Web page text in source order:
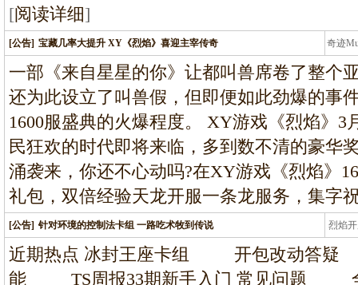
[阅读详细]
[公告] 宝藏几率大提升 XY《烈焰》喜迎主宰传奇 奇迹
条
一部《来自星星的你》让都叫兽席卷了整个
还为此设立了叫兽假，但即便如此劲爆的事
1600服盛典的火爆程度。 XY游戏《烈焰》3
民狂欢的时代即将来临，多到数不清的豪华
涌袭来，你还不心动吗?在XY游戏《烈焰》
礼包，双倍经验天龙开服一条龙服务，集字
[公告] 针对环境的控制法卡组 一路吃术牧到传说 烈焰
近期热点 冰封王座卡组 开包改动
能 TS周报33期新手入门 常见问题